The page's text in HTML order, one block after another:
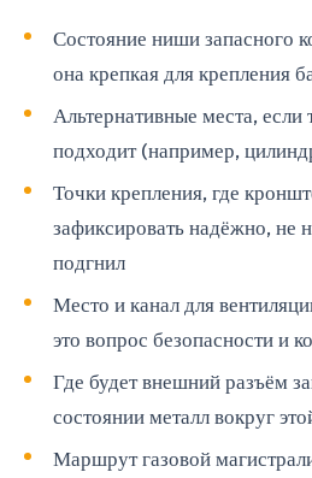
Состояние ниши запасного
она крепкая для крепления
Альтернативные места,
подходит (например,
Точки крепления, где
зафиксировать надёжно, не
подгнил
Место и канал для
это вопрос безопасности и
Где будет внешний разъём
состоянии металл вокруг
Маршрут газовой